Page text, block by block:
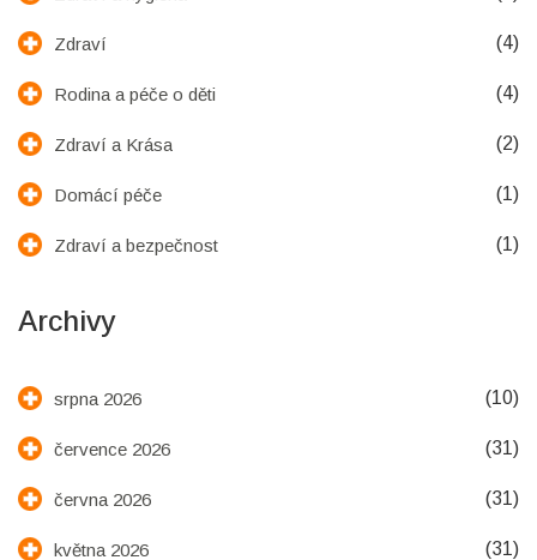
Zdraví (4)
Rodina a péče o děti (4)
Zdraví a Krása (2)
Domácí péče (1)
Zdraví a bezpečnost (1)
Archivy
srpna 2026 (10)
července 2026 (31)
června 2026 (31)
května 2026 (31)